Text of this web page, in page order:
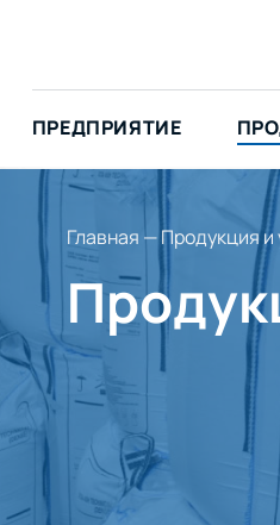
ПРЕДПРИЯТИЕ
Главная —Продукция и